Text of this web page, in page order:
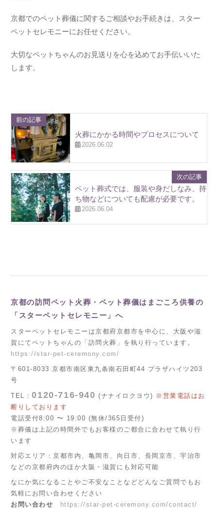
京都でのペット葬儀に関するご相談やお手続きは、スター
ペットセレモニーにお任せください。
大切なペットちゃんのお見送りを心を込めてお手伝いいた
します。
前の記事
火葬にかかる時間やプロセスについて
2026.06.02
次の記事
ペット葬式では、服装や身だしなみ、持
ち物などについても配慮が必要です。
2026.06.04
京都の訪問ペット火葬・ペット葬儀はまごころ供養の
「スターペットセレモニー」へ
スターペットセレモニーは京都府京都市を中心に、大阪や滋
賀にてペットちゃんの「訪問火葬」を執り行っています。
https://star-pet-ceremony.com/
〒601-8033 京都市南区東九条南石田町44 プラザハイツ203
号
TEL：0120-716-940 (ナナイロクヨウ) ※営業電話はお
断りしております
電話受付8:00 〜 19:00 (無休/365日受付)
※葬儀は上記の時間外でもお客様のご都合に合わせて執り行
います
対応エリア：京都市内、亀岡市、向日市、長岡京市、宇治市
などの京都府内のほか大阪・滋賀にも対応可能
なにか気になることやご不安なことなどどんなご質問でもお
気軽にお問い合わせください
お問い合わせ
https://star-pet-ceremony.com/contact/